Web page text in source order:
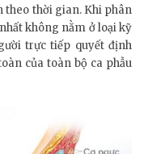
theo thời gian. Khi phân
không nằm ở loại kỹ
trực tiếp quyết định
của toàn bộ ca phẫu